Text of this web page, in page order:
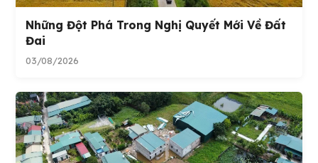
Những Đột Phá Trong Nghị Quyết Mới Về Đất
Đai
03/08/2026